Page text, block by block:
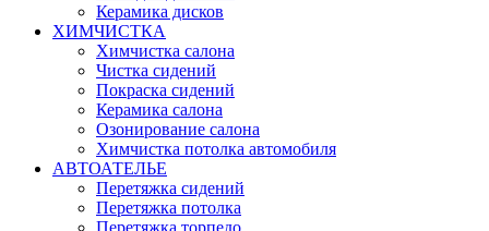
Керамика дисков
ХИМЧИСТКА
Химчистка салона
Чистка сидений
Покраска сидений
Керамика салона
Озонирование салона
Химчистка потолка автомобиля
АВТОАТЕЛЬЕ
Перетяжка сидений
Перетяжка потолка
Перетяжка торпедо